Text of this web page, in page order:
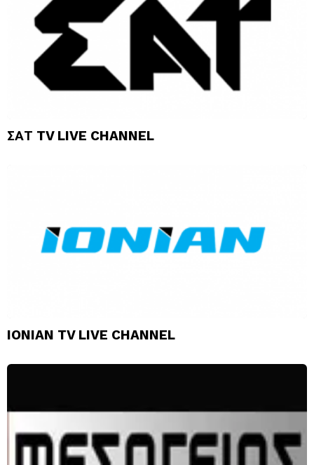
ΣΑΤ TV LIVE CHANNEL
IONIAN TV LIVE CHANNEL